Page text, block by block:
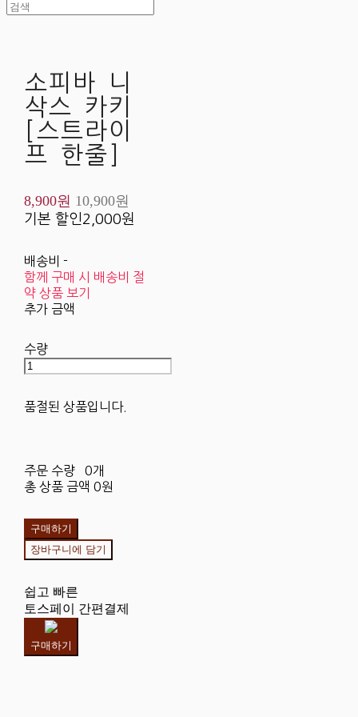
소피바 니
삭스 카키
[스트라이
프 한줄]
8,900원 10,900원
기본 할인2,000원
배송비 -
함께 구매 시 배송비 절
약 상품 보기
추가 금액
수량
품절된 상품입니다.
주문 수량
0개
총 상품 금액 0원
구매하기
장바구니에 담기
쉽고 빠른
토스페이 간편결제
구매하기